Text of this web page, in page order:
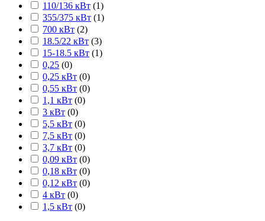
110/136 кВт (1)
355/375 кВт (1)
700 кВт (2)
18.5/22 кВт (3)
15-18.5 кВт (1)
0,25 (0)
0,25 кВт (0)
0,55 кВт (0)
1,1 кВт (0)
3 кВт (0)
5,5 кВт (0)
7,5 кВт (0)
3,7 кВт (0)
0,09 кВт (0)
0,18 кВт (0)
0,12 кВт (0)
4 кВт (0)
1,5 кВт (0)